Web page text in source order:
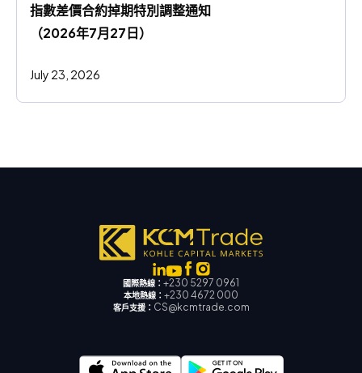
指數差價合約掉期特別調整通知
（2026年7月27日）
July 23, 2026
國際熱線： +230 5297 0961
本地熱線： +230 4672 000
客戶支援： CS@kcmtrade.com